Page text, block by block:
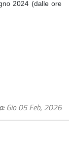
2024 (dalle ore
Gio 05 Feb, 2026